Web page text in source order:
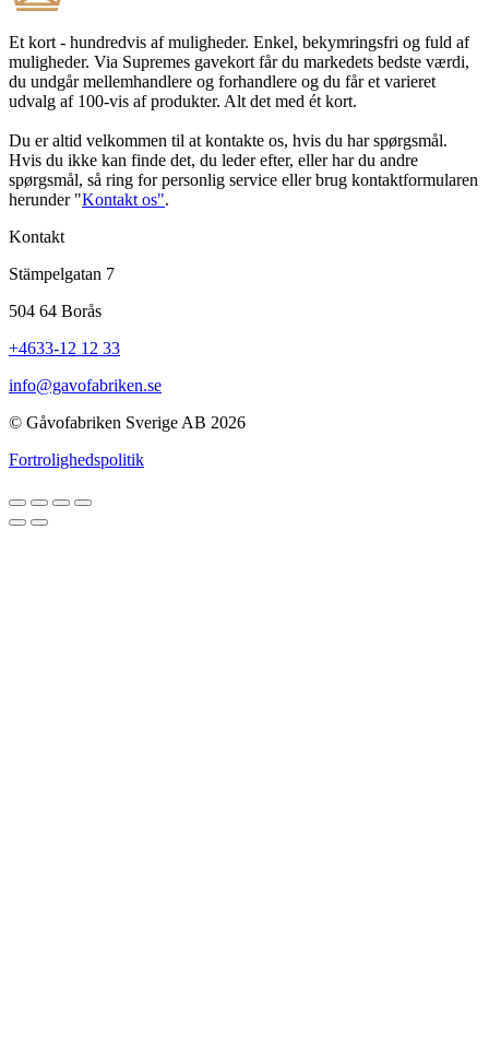
Et kort - hundredvis af muligheder. Enkel, bekymringsfri og fuld af
muligheder. Via Supremes gavekort får du markedets bedste værdi,
du undgår mellemhandlere og forhandlere og du får et varieret
udvalg af 100-vis af produkter. Alt det med ét kort.
Du er altid velkommen til at kontakte os, hvis du har spørgsmål.
Hvis du ikke kan finde det, du leder efter, eller har du andre
spørgsmål, så ring for personlig service eller brug kontaktformularen
herunder "Kontakt os".
Kontakt
Stämpelgatan 7
504 64 Borås
+4633-12 12 33
info@gavofabriken.se
© Gåvofabriken Sverige AB 2026
Fortrolighedspolitik